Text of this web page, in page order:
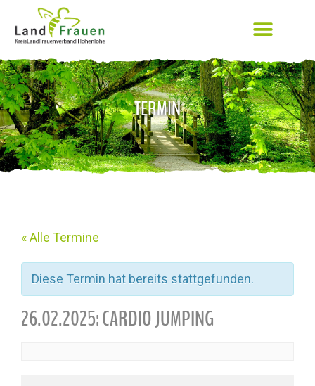
TERMIN
« Alle Termine
Diese Termin hat bereits stattgefunden.
26.02.2025: CARDIO JUMPING